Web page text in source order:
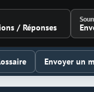
/ Réponses
Envoyer un